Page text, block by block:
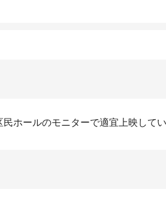
ホールのモニターで適宜上映して